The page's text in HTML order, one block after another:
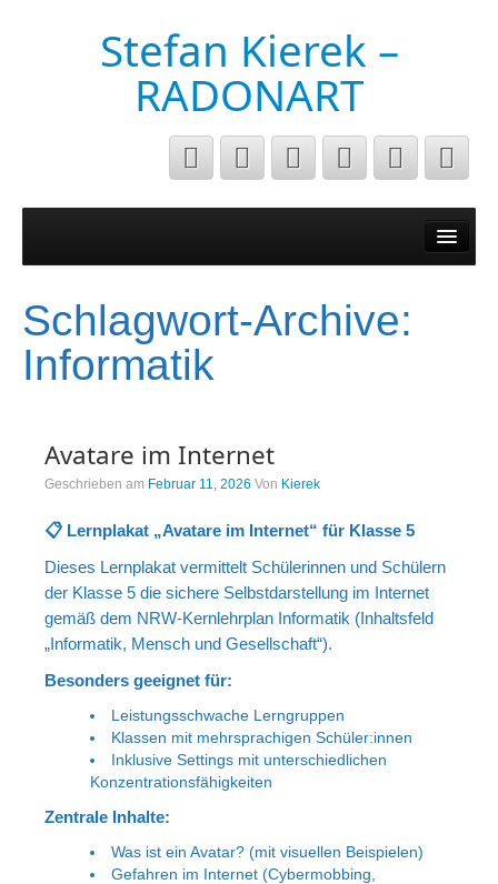
Stefan Kierek –
RADONART
Musik&Art
Surreal
Luftaufnahmen
Meine Kalender
Mein Shop
Stefan´s EduPortal
Schlagwort-Archive:
Informatik
Avatare im Internet
Geschrieben am Februar 11, 2026 Von Kierek
📋 Lernplakat „Avatare im Internet“ für Klasse 5
Dieses Lernplakat vermittelt Schülerinnen und Schülern
der Klasse 5 die sichere Selbstdarstellung im Internet
gemäß dem NRW-Kernlehrplan Informatik (Inhaltsfeld
„Informatik, Mensch und Gesellschaft“).
Besonders geeignet für:
Leistungsschwache Lerngruppen
Klassen mit mehrsprachigen Schüler:innen
Inklusive Settings mit unterschiedlichen
Konzentrationsfähigkeiten
Zentrale Inhalte:
Was ist ein Avatar? (mit visuellen Beispielen)
Gefahren im Internet (Cybermobbing,